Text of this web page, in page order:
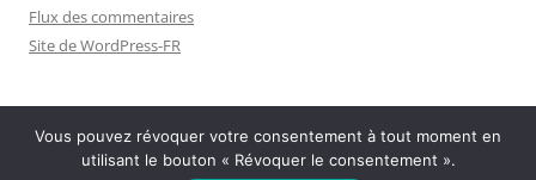
Flux des commentaires
Site de WordPress-FR
Vous pouvez révoquer votre consentement à tout moment en
utilisant le bouton « Révoquer le consentement ».